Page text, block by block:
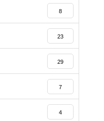
8
23
29
7
4